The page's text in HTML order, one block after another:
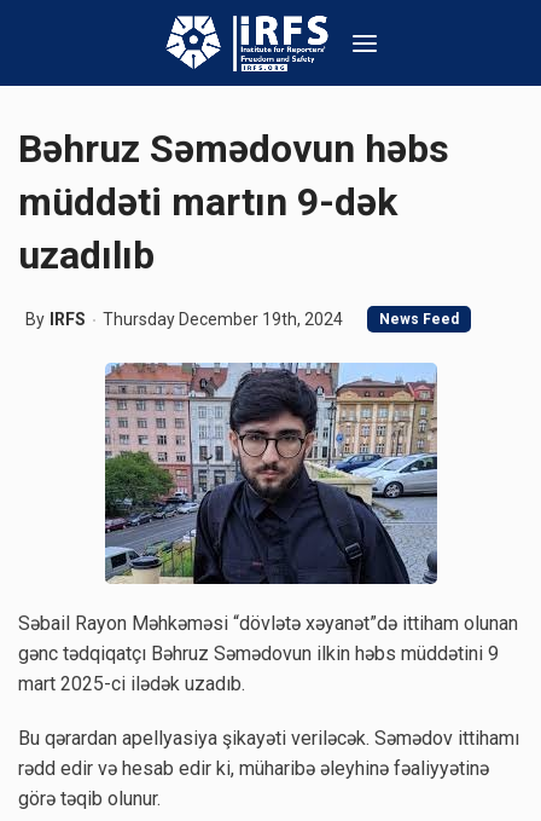
Bəhruz Səmədovun həbs
müddəti martın 9-dək
uzadılıb
By IRFS Thursday December 19th, 2024 News Feed
Səbail Rayon Məhkəməsi “dövlətə xəyanət”də ittiham olunan
gənc tədqiqatçı Bəhruz Səmədovun ilkin həbs müddətini 9
mart 2025-ci ilədək uzadıb.
Bu qərardan apellyasiya şikayəti veriləcək. Səmədov ittihamı
rədd edir və hesab edir ki, müharibə əleyhinə fəaliyyətinə
görə təqib olunur.